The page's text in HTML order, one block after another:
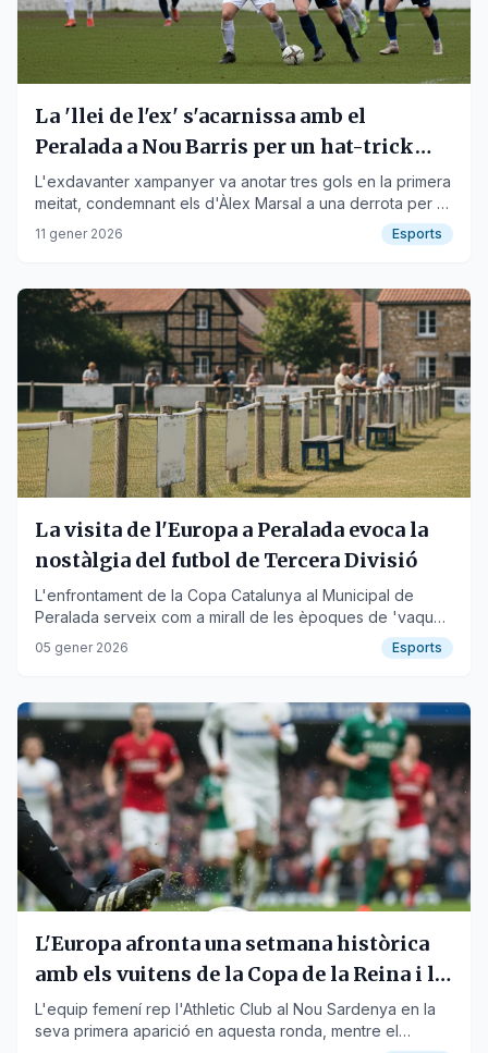
La 'llei de l'ex' s'acarnissa amb el
Peralada a Nou Barris per un hat-trick
d'Aliou Traoré
L'exdavanter xampanyer va anotar tres gols en la primera
meitat, condemnant els d'Àlex Marsal a una derrota per 3-
1 contra la Montanyesa.
11 gener 2026 Esports
La visita de l'Europa a Peralada evoca la
nostàlgia del futbol de Tercera Divisió
L'enfrontament de la Copa Catalunya al Municipal de
Peralada serveix com a mirall de les èpoques de 'vaques
magres' i l'ambient tradicional dels camps de poble.
05 gener 2026 Esports
L'Europa afronta una setmana històrica
amb els vuitens de la Copa de la Reina i la
visita a Múrcia
L'equip femení rep l'Athletic Club al Nou Sardenya en la
seva primera aparició en aquesta ronda, mentre el